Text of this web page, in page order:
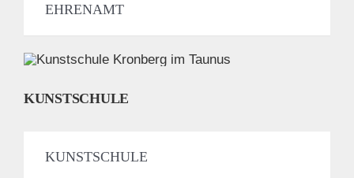
EHRENAMT
KUNSTSCHULE
KUNSTSCHULE